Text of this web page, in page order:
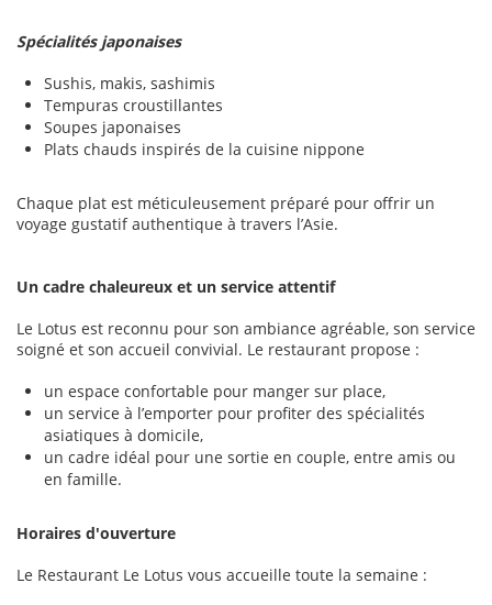
Spécialités japonaises
Sushis, makis, sashimis
Tempuras croustillantes
Soupes japonaises
Plats chauds inspirés de la cuisine nippone
Chaque plat est méticuleusement préparé pour offrir un
voyage gustatif authentique à travers l’Asie.
Un cadre chaleureux et un service attentif
Le Lotus est reconnu pour son ambiance agréable, son service
soigné et son accueil convivial. Le restaurant propose :
un espace confortable pour manger sur place,
un service à l’emporter pour profiter des spécialités
asiatiques à domicile,
un cadre idéal pour une sortie en couple, entre amis ou
en famille.
Horaires d'ouverture
Le Restaurant Le Lotus vous accueille toute la semaine :